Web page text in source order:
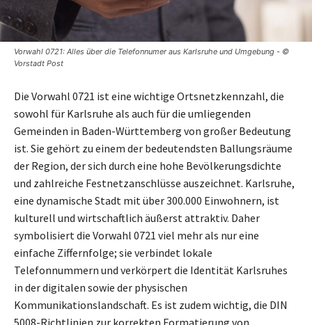
Vorwahl 0721: Alles über die Telefonnumer aus Karlsruhe und Umgebung - ©
Vorstadt Post
Die Vorwahl 0721 ist eine wichtige Ortsnetzkennzahl, die
sowohl für Karlsruhe als auch für die umliegenden
Gemeinden in Baden-Württemberg von großer Bedeutung
ist. Sie gehört zu einem der bedeutendsten Ballungsräume
der Region, der sich durch eine hohe Bevölkerungsdichte
und zahlreiche Festnetzanschlüsse auszeichnet. Karlsruhe,
eine dynamische Stadt mit über 300.000 Einwohnern, ist
kulturell und wirtschaftlich äußerst attraktiv. Daher
symbolisiert die Vorwahl 0721 viel mehr als nur eine
einfache Ziffernfolge; sie verbindet lokale
Telefonnummern und verkörpert die Identität Karlsruhes
in der digitalen sowie der physischen
Kommunikationslandschaft. Es ist zudem wichtig, die DIN